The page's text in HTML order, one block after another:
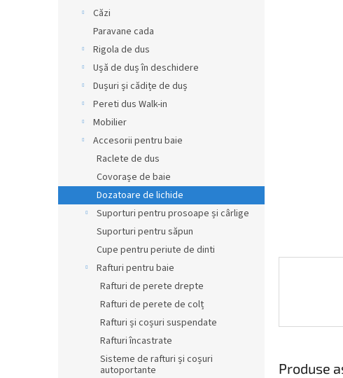
Căzi
Paravane cada
Rigola de dus
Ușă de duș în deschidere
Dușuri și cădițe de duș
Pereti dus Walk-in
Mobilier
Accesorii pentru baie
Raclete de dus
Covorașe de baie
Dozatoare de lichide
Suporturi pentru prosoape și cârlige
Suporturi pentru săpun
Cupe pentru periute de dinti
Rafturi pentru baie
Rafturi de perete drepte
Rafturi de perete de colț
Rafturi și coșuri suspendate
Rafturi încastrate
Sisteme de rafturi și coșuri
autoportante
Produse